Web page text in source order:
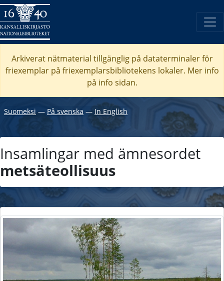
Arkiverat nätmaterial tillgänglig på dataterminaler för
friexemplar på friexemplarsbibliotekens lokaler. Mer info
på info sidan.
Suomeksi ― På svenska ― In English
Insamlingar med ämnesordet
metsäteollisuus